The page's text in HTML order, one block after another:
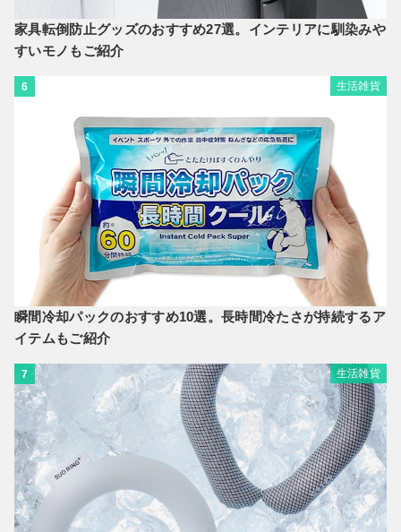
家具転倒防止グッズのおすすめ27選。インテリアに馴染みや
すいモノもご紹介
6 生活雑貨
瞬間冷却パックのおすすめ10選。長時間冷たさが持続するア
イテムもご紹介
7 生活雑貨